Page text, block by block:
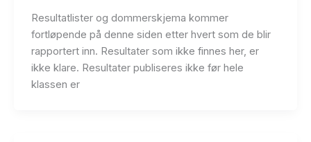
Resultatlister og dommerskjema kommer
fortløpende på denne siden etter hvert som de blir
rapportert inn. Resultater som ikke finnes her, er
ikke klare. Resultater publiseres ikke før hele
klassen er